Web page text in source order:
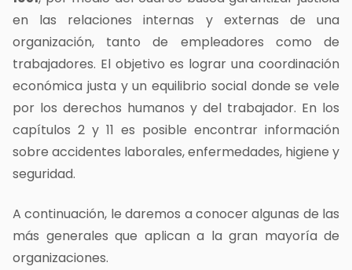
en las relaciones internas y externas de una
organización, tanto de empleadores como de
trabajadores. El objetivo es lograr una coordinación
económica justa y un equilibrio social donde se vele
por los derechos humanos y del trabajador. En los
capítulos 2 y 11 es posible encontrar información
sobre accidentes laborales, enfermedades, higiene y
seguridad.
A continuación, le daremos a conocer algunas de las
más generales que aplican a la gran mayoría de
organizaciones.